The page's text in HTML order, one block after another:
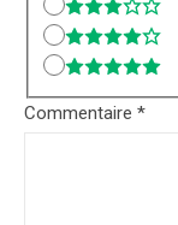
Commentaire *